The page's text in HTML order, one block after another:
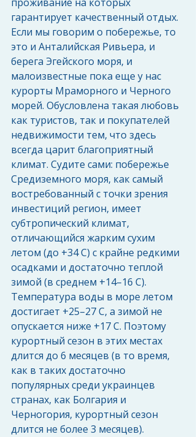
гарантирует качественный отдых.
Если мы говорим о побережье, то
это и Анталийская Ривьера, и
берега Эгейского моря, и
малоизвестные пока еще у нас
курорты Мраморного и Черного
морей. Обусловлена такая любовь
как туристов, так и покупателей
недвижимости тем, что здесь
всегда царит благоприятный
климат. Судите сами: побережье
Средиземного моря, как самый
востребованный с точки зрения
инвестиций регион, имеет
субтропический климат,
отличающийся жарким сухим
летом (до +34 С) с крайне редкими
осадками и достаточно теплой
зимой (в среднем +14–16 С).
Температура воды в море летом
достигает +25–27 С, а зимой не
опускается ниже +17 С. Поэтому
курортный сезон в этих местах
длится до 6 месяцев (в то время,
как в таких достаточно
популярных среди украинцев
странах, как Болгария и
Черногория, курортный сезон
длится не более 3 месяцев).